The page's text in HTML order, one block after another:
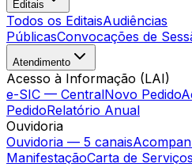
Editais
Todos os EditaisAudiências
PúblicasConvocações de
Atendimento
Acesso à Informação (LAI)
e-SIC — CentralNovo Pedido
PedidoRelatório Anual
Ouvidoria
Ouvidoria — 5 canais
ManifestaçãoCarta de Serviços